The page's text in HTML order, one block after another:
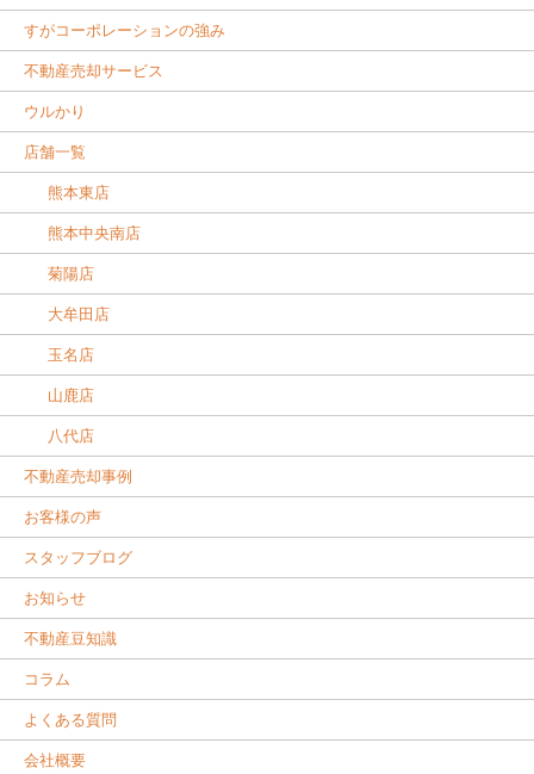
すがコーポレーションの強み
不動産売却サービス
ウルかり
店舗一覧
熊本東店
熊本中央南店
菊陽店
大牟田店
玉名店
山鹿店
八代店
不動産売却事例
お客様の声
スタッフブログ
お知らせ
不動産豆知識
コラム
よくある質問
会社概要